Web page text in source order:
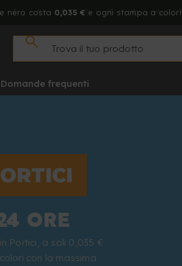
nero costa 0,035 € e ogni stampa a colori
Domande frequenti
ORE
Portici, a soli 0,035 €
con la massima